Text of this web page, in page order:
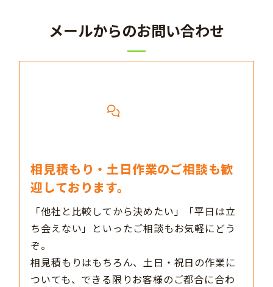
メールからのお問い合わせ
相見積もり・土日作業のご相談も歓
迎しております。
「他社と比較してから決めたい」「平日は立
ち会えない」といったご相談もお気軽にどう
ぞ。
相見積もりはもちろん、土日・祝日の作業に
ついても、できる限りお客様のご都合に合わ